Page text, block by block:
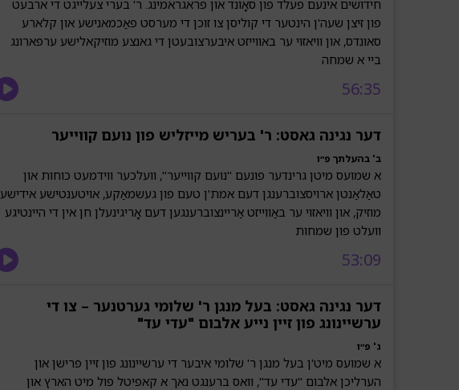
חידושים אינעם פעלד פון סאָונד און פראגראמינג. ר' בערי צעלייגט די ארבעט
פון זיצן שעה'ן הינטער די קוליסן צו זוכן די מערסט פאַכמאנישע און קלארע
סאונדס, און וויאזוי ער באווייזט איבערצובעטן די גאנצע מוזיקאלישע ערפארונג
ביי א שמחה
56:35
דער נגינה גאסט: ר' בעריש מייזליש פון נועם קווייער
ב' בהעלתך פ״ו
א שמועס מיטן גרינדער פונעם "נועם קווייער", וועלכער ווידמעט כוחות און
טאַלאַנטן ארויסצוברענגן דעם אמת'ן טעם פון געשמאַקע, אויטענטישע אידישע
מוזיק, און וויאזוי ער באַווייזט אַריינצוברענגען דעם אָריגינעלן חן אין די היינטיגע
וועלט פון שמחות
53:09
דער נגינה גאסט: בעל מנגן ר' שלומי גערטנער – צו די
ערשיינונג פון זיין נייע אלבום "עדי עד"
ג' פ״ו
א שמועס מיט'ן בעל מנגן ר' שלומי איבער די ערשיינונג פון זיין פרישן און
הערליכן אלבום "עדי עד", וואס ברענגט נאך א קאפיטל פול מיט הארץ און